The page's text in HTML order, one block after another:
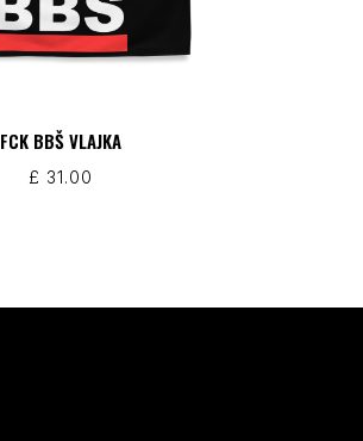
FCK BBŠ VLAJKA
£ 31.00